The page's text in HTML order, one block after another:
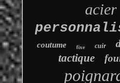
acier
coutume fixe cuir
tactique